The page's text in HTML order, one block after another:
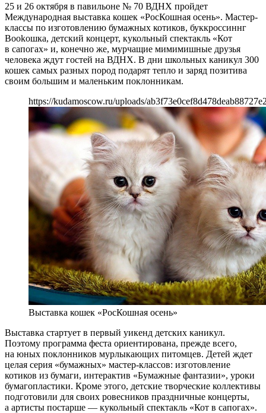
25 и 26 октября в павильоне № 70 ВДНХ пройдет
Международная выставка кошек «РосКошная осень». Мастер-
классы по изготовлению бумажных котиков, буккроссиннг
Bookошка, детский концерт, кукольный спектакль «Кот
в сапогах» и, конечно же, мурчащие мимимишные друзья
человека ждут гостей на ВДНХ. В дни школьных каникул 300
кошек самых разных пород подарят тепло и заряд позитива
своим большим и маленьким поклонникам.
https://kudamoscow.ru/uploads/
Выставка кошек «РосКошная осень»
Выставка стартует в первый уикенд детских каникул.
Поэтому программа феста ориентирована, прежде всего,
на юных поклонников мурлыкающих питомцев. Детей ждет
целая серия «бумажных» мастер-классов: изготовление
котиков из бумаги, интерактив «Бумажные фантазии», уроки
бумагопластики. Кроме этого, детские творческие коллективы
подготовили для своих ровесников праздничные концерты,
а артисты постарше — кукольный спектакль «Кот в сапогах».